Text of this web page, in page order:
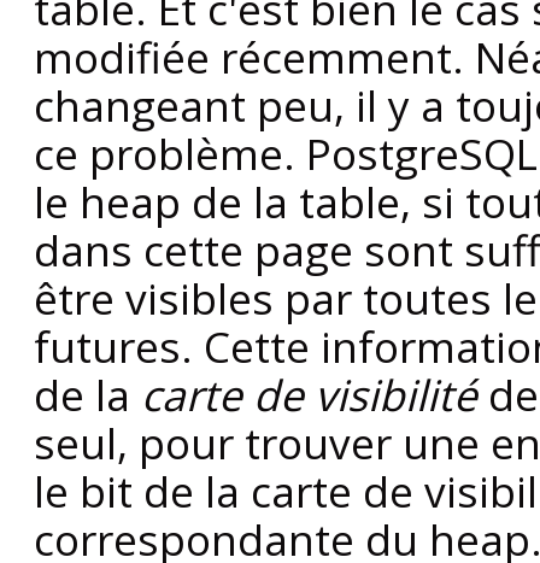
modifiée récemment.
changeant peu, il y a
ce problème. PostgreSQL
le heap de la table, si
dans cette page sont
être visibles par toutes
futures. Cette
de la carte de visibilité
seul, pour trouver une
le bit de la carte de
correspondante du